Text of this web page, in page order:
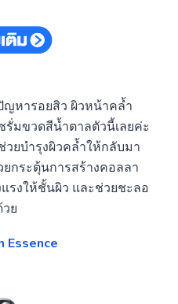
หารอยสิว ผิวหน้าคล้ำ
รั่มขวดสีน้ำตาลตัวนี้เลยค่ะ
ยบำรุงผิวคล้ำให้กลับมา
ยกระตุ้นการสร้างคอลลา
รงให้ชั้นผิว และช่วยชะลอ
ย
Essence